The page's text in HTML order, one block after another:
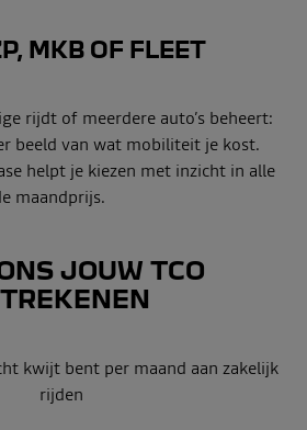
MKB OF FLEET
rijdt of meerdere auto’s beheert:
beeld van wat mobiliteit je kost.
helpt je kiezen met inzicht in alle
maandprijs.
JOUW TCO
kwijt bent per maand aan zakelijk
rijden